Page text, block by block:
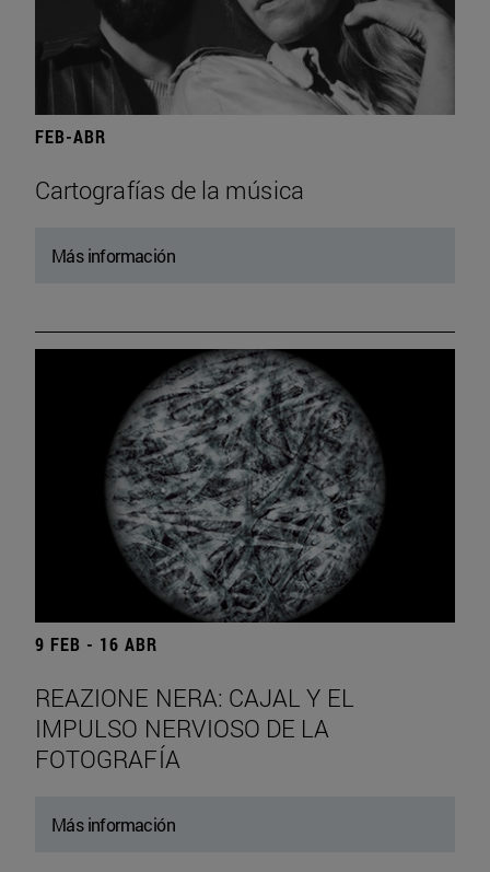
FEB-ABR
Cartografías de la música
Más información
9 FEB - 16 ABR
REAZIONE NERA: CAJAL Y EL
IMPULSO NERVIOSO DE LA
FOTOGRAFÍA
Más información